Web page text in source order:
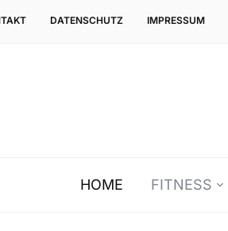
DATENSCHUTZ IMPRESSUM
HOME FITNESS